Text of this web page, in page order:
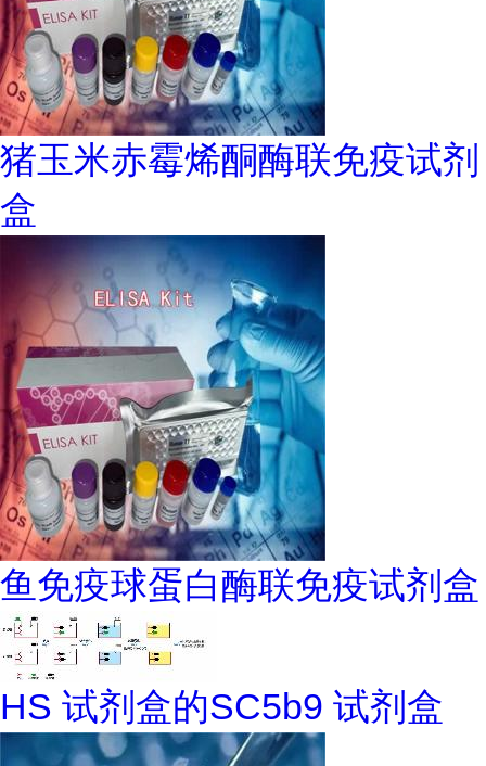
猪玉米赤霉烯酮酶联免疫试剂
盒
鱼免疫球蛋白酶联免疫试剂盒
HS 试剂盒的SC5b9 试剂盒